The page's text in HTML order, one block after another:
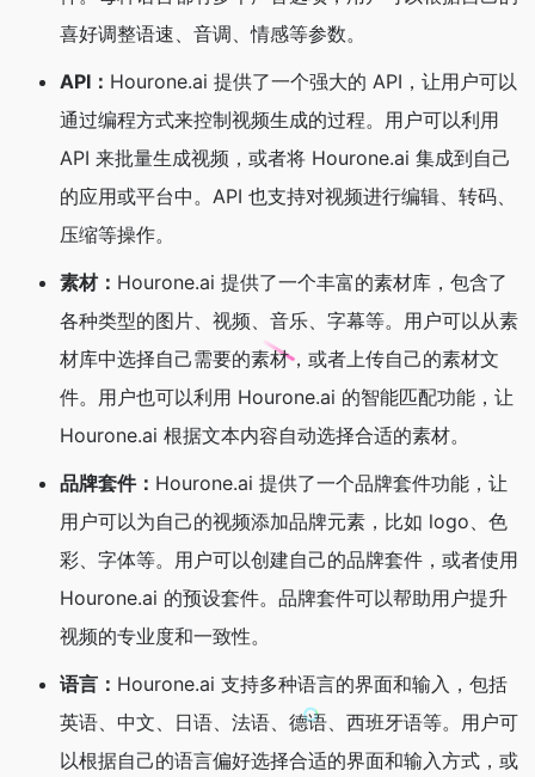
喜好调整语速、音调、情感等参数。
API： Hourone.ai 提供了一个强大的 API，让用户可以
通过编程方式来控制视频生成的过程。用户可以利用
API 来批量生成视频，或者将 Hourone.ai 集成到自己
的应用或平台中。API 也支持对视频进行编辑、转码、
压缩等操作。
素材： Hourone.ai 提供了一个丰富的素材库，包含了
各种类型的图片、视频、音乐、字幕等。用户可以从素
材库中选择自己需要的素材，或者上传自己的素材文
件。用户也可以利用 Hourone.ai 的智能匹配功能，让
Hourone.ai 根据文本内容自动选择合适的素材。
品牌套件： Hourone.ai 提供了一个品牌套件功能，让
用户可以为自己的视频添加品牌元素，比如 logo、色
彩、字体等。用户可以创建自己的品牌套件，或者使用
Hourone.ai 的预设套件。品牌套件可以帮助用户提升
视频的专业度和一致性。
语言： Hourone.ai 支持多种语言的界面和输入，包括
英语、中文、日语、法语、德语、西班牙语等。用户可
以根据自己的语言偏好选择合适的界面和输入方式，或